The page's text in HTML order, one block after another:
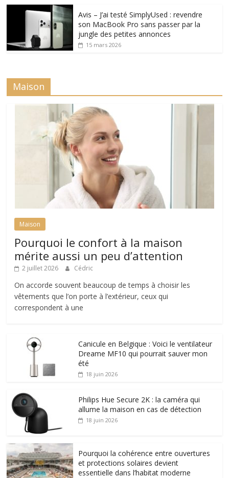
Avis – J’ai testé SimplyUsed : revendre
son MacBook Pro sans passer par la
jungle des petites annonces
15 mars 2026
Maison
Maison
Pourquoi le confort à la maison
mérite aussi un peu d’attention
2 juillet 2026 Cédric
On accorde souvent beaucoup de temps à choisir les
vêtements que l’on porte à l’extérieur, ceux qui
correspondent à une
Canicule en Belgique : Voici le ventilateur
Dreame MF10 qui pourrait sauver mon
été
18 juin 2026
Philips Hue Secure 2K : la caméra qui
allume la maison en cas de détection
18 juin 2026
Pourquoi la cohérence entre ouvertures
et protections solaires devient
essentielle dans l’habitat moderne